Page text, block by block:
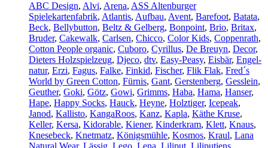
ABC Design, Alvi, Arena, ASS Altenburger
Spielekartenfabrik, Atlantis, Aufbau, Avent, Barefoot, Batata,
Beck, Bellybutton, Beltz & Gelberg, Bonpoint, Brio, Britax,
Bruder, Cakewalk, Carlsen, Chicco, Color Kids, Coppenrath,
Cotton People organic, Cuboro, Cyrillus, De Breuyn, Decor,
Dieters Holzspielzeug, Djeco, dtv, Easy-Peasy, Eisbär, Engel-
natur, Erzi, Fagus, Falke, Finkid, Fischer, Flik Flak, Fred´s
World by Green Cotton, Fürnis, Gant, Gerstenberg, Gesslein,
Geuther, Goki, Götz, Gowi, Grimms, Haba, Hama, Hanser,
Hape, Happy Socks, Hauck, Heyne, Holztiger, Icepeak,
Janod, Kallisto, KangaRoos, Kanz, Kapla, Käthe Kruse,
Keller, Kersa, Kidorable, Kiener, Kinderkram, Klett, Knaus,
Knesebeck, Knetmatz, Königsmühle, Kosmos, Kraul, Lana